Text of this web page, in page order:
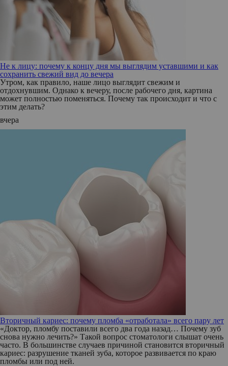
Не к лицу: почему к концу дня мы выглядим уставшими и как
сохранить свежий вид до вечера
Утром, как правило, наше лицо выглядит свежим и
отдохнувшим. Однако к вечеру, после рабочего дня, картина
может полностью поменяться. Почему так происходит и что с
этим делать?
вчера
Вторичный кариес: почему пломба «отработала» всего пару лет
«Доктор, пломбу поставили всего два года назад… Почему зуб
снова нужно лечить?» Такой вопрос стоматологи слышат очень
часто. В большинстве случаев причиной становится вторичный
кариес: разрушение тканей зуба, которое развивается по краю
пломбы или под ней.